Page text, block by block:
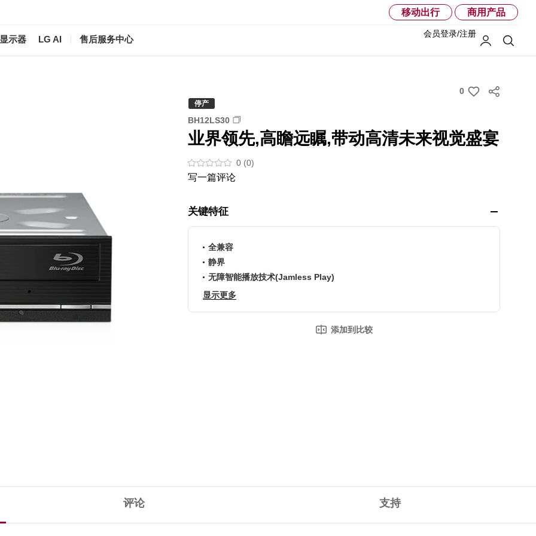
移动出行 商用产品
示器 LG AI 售后服务中心 我的LG
会员登录/注册
0
w
s
h
停产
BH12LS30
业界领先,高瞻远瞩,带动高清未来视觉盛宴
0 (0)
写一篇评论
关键特征
全兼容
静界
无障智能播放技术(Jamless Play)
显示更多
添加到比较
评论 支持